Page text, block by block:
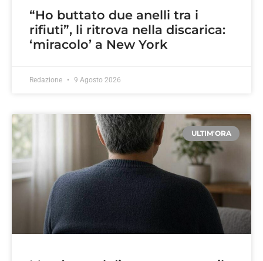
“Ho buttato due anelli tra i
rifiuti”, li ritrova nella discarica:
‘miracolo’ a New York
Redazione 9 Agosto 2026
ULTIM'ORA